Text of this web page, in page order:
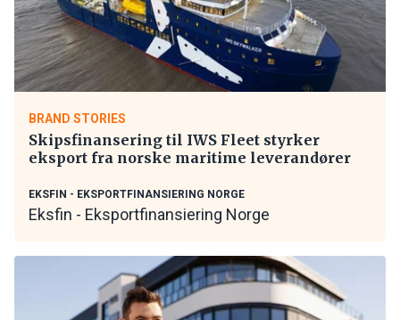
BRAND STORIES
Skipsfinansering til IWS Fleet styrker
eksport fra norske maritime leverandører
EKSFIN - EKSPORTFINANSIERING NORGE
Eksfin - Eksportfinansiering Norge